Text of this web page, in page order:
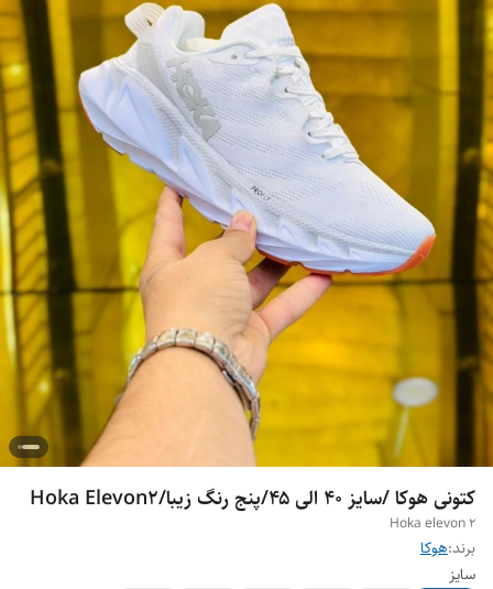
کتونی هوکا /سایز ۴۰ الی ۴۵/پنج رنگ زیبا/Hoka Elevon2
Hoka elevon 2
برند:هوکا
سایز